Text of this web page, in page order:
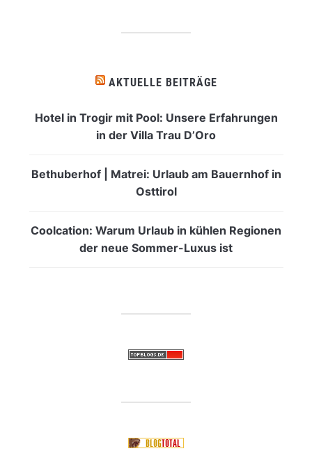
AKTUELLE BEITRÄGE
Hotel in Trogir mit Pool: Unsere Erfahrungen
in der Villa Trau D’Oro
Bethuberhof | Matrei: Urlaub am Bauernhof in
Osttirol
Coolcation: Warum Urlaub in kühlen Regionen
der neue Sommer-Luxus ist